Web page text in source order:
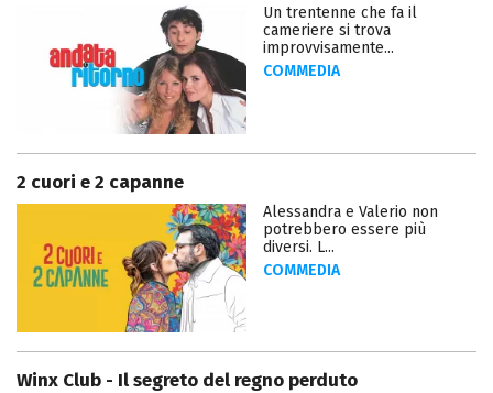
Un trentenne che fa il
cameriere si trova
improvvisamente...
COMMEDIA
2 cuori e 2 capanne
Alessandra e Valerio non
potrebbero essere più
diversi. L...
COMMEDIA
Winx Club - Il segreto del regno perduto